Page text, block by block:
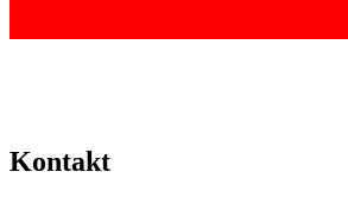
Kontakt